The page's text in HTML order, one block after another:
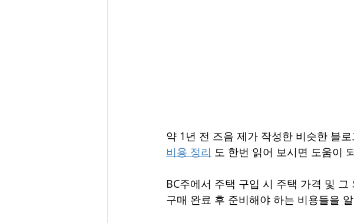
약 1년 전 즈음 제가 작성한 비슷한 블
비용 정리 도 한번 읽어 보시면 도움이
BC주에서 주택 구입 시 주택 가격 및
구매 완료 후 준비해야 하는 비용들을